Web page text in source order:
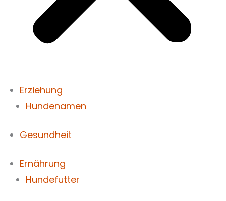
Erziehung
Hundenamen
Gesundheit
Ernährung
Hundefutter